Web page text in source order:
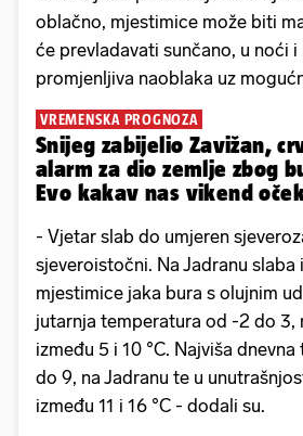
oblačno, mjestimice može biti
će prevladavati sunčano, u noći
promjenljiva naoblaka uz
VREMENSKA PROGNOZA
Snijeg zabijelio Zavižan,
alarm za dio zemlje zbog
Evo kakav nas vikend
- Vjetar slab do umjeren
sjeveroistočni. Na Jadranu slaba
mjestimice jaka bura s olujnim
jutarnja temperatura od -2 do 3,
između 5 i 10 °C. Najviša
do 9, na Jadranu te u
između 11 i 16 °C - dodali su.